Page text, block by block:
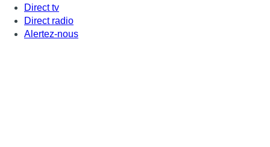
Direct tv
Direct radio
Alertez-nous